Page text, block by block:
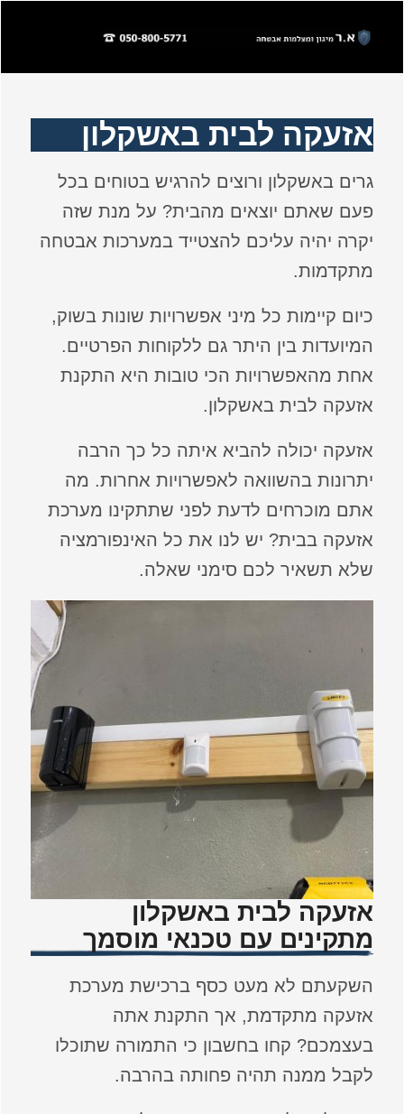
אזעקה לבית באשקלון
גרים באשקלון ורוצים להרגיש בטוחים בכל
פעם שאתם יוצאים מהבית? על מנת שזה
יקרה יהיה עליכם להצטייד במערכות אבטחה
מתקדמות.
כיום קיימות כל מיני אפשרויות שונות בשוק,
המיועדות בין היתר גם ללקוחות הפרטיים.
אחת מהאפשרויות הכי טובות היא התקנת
אזעקה לבית באשקלון.
אזעקה יכולה להביא איתה כל כך הרבה
יתרונות בהשוואה לאפשרויות אחרות. מה
אתם מוכרחים לדעת לפני שתתקינו מערכת
אזעקה בבית? יש לנו את כל האינפורמציה
שלא תשאיר לכם סימני שאלה.
אזעקה לבית באשקלון
מתקינים עם טכנאי מוסמך
השקעתם לא מעט כסף ברכישת מערכת
אזעקה מתקדמת, אך התקנת אתה
בעצמכם? קחו בחשבון כי התמורה שתוכלו
לקבל ממנה תהיה פחותה בהרבה.